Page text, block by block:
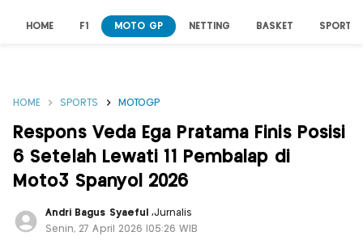
HOME F1 MOTO GP NETTING BASKET SPORT
HOME SPORTS MOTOGP
Respons Veda Ega Pratama Finis Posisi
6 Setelah Lewati 11 Pembalap di
Moto3 Spanyol 2026
Andri Bagus Syaeful ,Jurnalis
Senin, 27 April 2026 |05:26 WIB